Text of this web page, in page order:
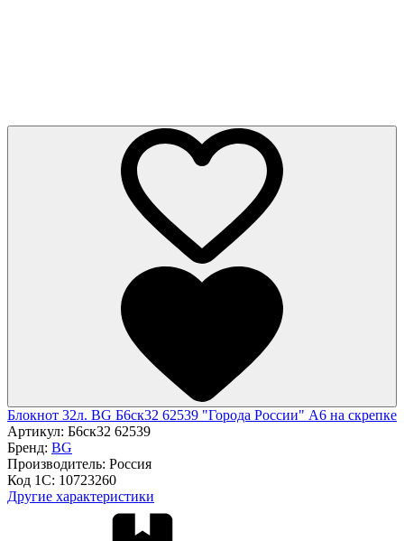
Блокнот 32л. BG Б6ск32 62539 "Города России" А6 на скрепке
Артикул: Б6ск32 62539
Бренд: BG
Производитель: Россия
Код 1С: 10723260
Другие характеристики